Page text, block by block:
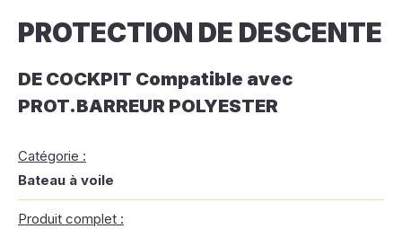
PROTECTION DE DESCENTE
DE COCKPIT Compatible avec
PROT.BARREUR POLYESTER
Catégorie :
Bateau à voile
Produit complet :